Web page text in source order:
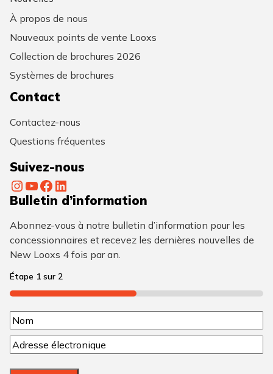
À propos de nous
Nouveaux points de vente Looxs
Collection de brochures 2026
Systèmes de brochures
Contact
Contactez-nous
Questions fréquentes
Suivez-nous
InstagramYouTube Facebook LinkedIn
Bulletin d’information
Abonnez-vous à notre bulletin d’information pour les
concessionnaires et recevez les dernières nouvelles de
New Looxs 4 fois par an.
Étape 1 sur 2
50%
N
o
m
N
o
C
o
u